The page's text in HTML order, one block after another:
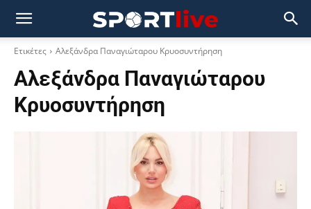
Ετικέτες Αλεξάνδρα Παναγιώταρου Κρυοσυντήρηση
Αλεξάνδρα Παναγιώταρου
Κρυοσυντήρηση